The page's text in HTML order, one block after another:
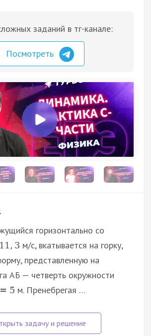
заданий в тг-канале:
Посмотреть
горизонтально со
11, 3 м/с, вкатывается на горку,
представленную на
АБ — четверть окружности
= 5 м. Пренебрегая …